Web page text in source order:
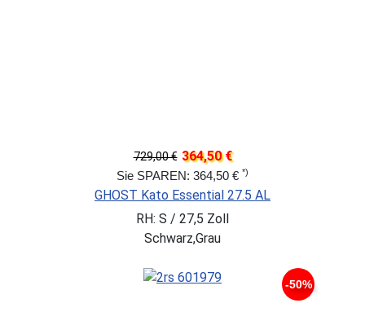
729,00 € 364,50 €
Sie SPAREN: 364,50 € *)
GHOST Kato Essential 27.5 AL
RH: S / 27,5 Zoll
Schwarz,Grau
-50%